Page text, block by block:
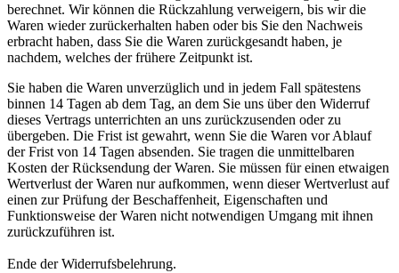
berechnet. Wir können die Rückzahlung verweigern, bis wir die
Waren wieder zurückerhalten haben oder bis Sie den Nachweis
erbracht haben, dass Sie die Waren zurückgesandt haben, je
nachdem, welches der frühere Zeitpunkt ist.
Sie haben die Waren unverzüglich und in jedem Fall spätestens
binnen 14 Tagen ab dem Tag, an dem Sie uns über den Widerruf
dieses Vertrags unterrichten an uns zurückzusenden oder zu
übergeben. Die Frist ist gewahrt, wenn Sie die Waren vor Ablauf
der Frist von 14 Tagen absenden. Sie tragen die unmittelbaren
Kosten der Rücksendung der Waren. Sie müssen für einen etwaigen
Wertverlust der Waren nur aufkommen, wenn dieser Wertverlust auf
einen zur Prüfung der Beschaffenheit, Eigenschaften und
Funktionsweise der Waren nicht notwendigen Umgang mit ihnen
zurückzuführen ist.
Ende der Widerrufsbelehrung.